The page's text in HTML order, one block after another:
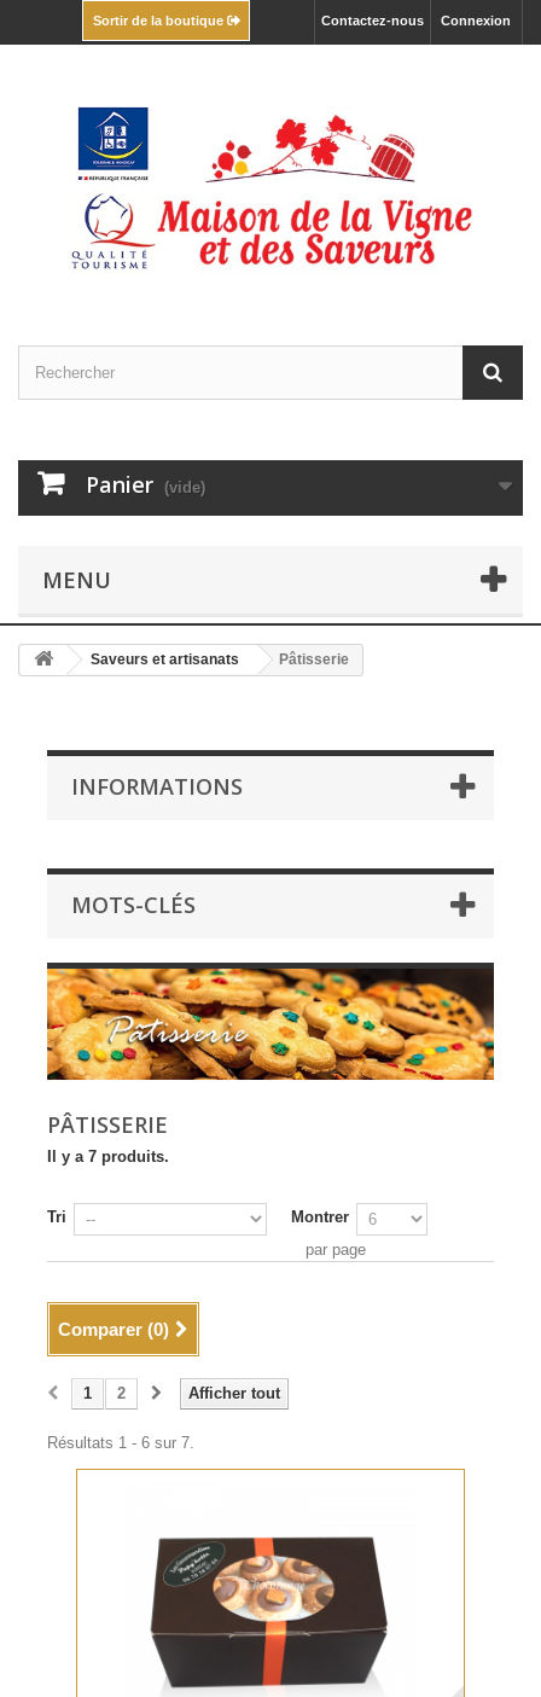
Connexion
Contactez-nous
Sortir de la boutique
Panier (vide)
MENU
Saveurs et artisanats Pâtisserie
INFORMATIONS
MOTS-CLÉS
PÂTISSERIE
Il y a 7 produits.
Tri
Montrer
par page
Comparer (0)
Afficher tout
1 2
Résultats 1 - 6 sur 7.